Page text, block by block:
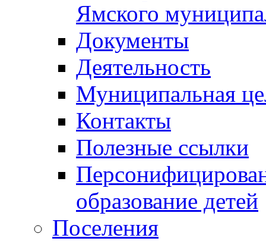
Ямского
Документы
Деятельность
Муниципальная
Контакты
Полезные ссылки
образование детей
Поселения